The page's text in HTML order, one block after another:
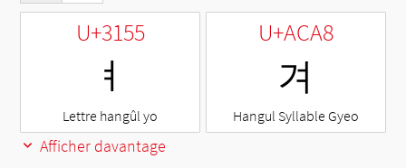
U+3155
ㅕ
Lettre hangûl yo
U+ACA8
겨
Hangul Syllable Gyeo
Afficher davantage